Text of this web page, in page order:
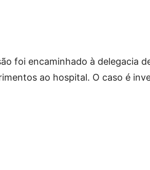
foi encaminhado à delegacia
ao hospital. O caso é